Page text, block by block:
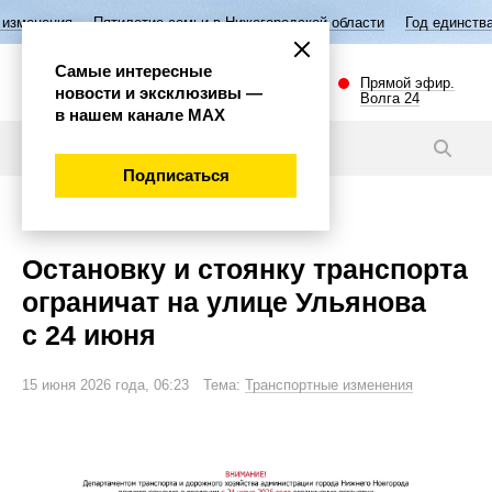
семьи в Нижегородской области Год единства народов
Прямой эфир.
Волга 24
Остановку и стоянку транспорта
ограничат на улице Ульянова
с 24 июня
15 июня 2026 года, 06:23 Тема: Транспортные изменения
Самые интересные
новости и эксклюзивы —
в нашем канале МАХ
Подписаться